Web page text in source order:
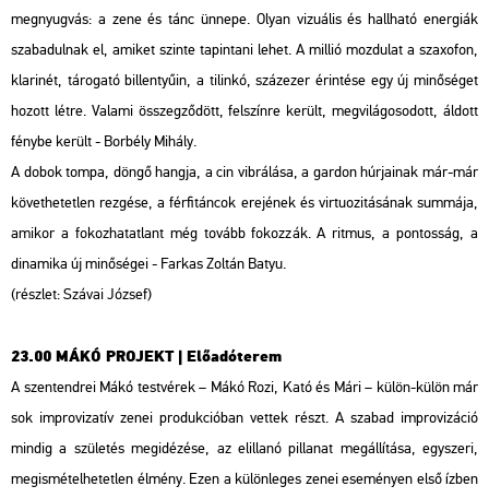
megnyugvás: a zene és tánc ünnepe. Olyan vizuális és hallható energiák
szabadulnak el, amiket szinte tapintani lehet. A millió mozdulat a szaxofon,
klarinét, tárogató billentyűin, a tilinkó, százezer érintése egy új minőséget
hozott létre. Valami összegződött, felszínre került, megvilágosodott, áldott
fénybe került - Borbély Mihály.
A dobok tompa, döngő hangja, a cin vibrálása, a gardon húrjainak már-már
követhetetlen rezgése, a férfitáncok erejének és virtuozitásának summája,
amikor a fokozhatatlant még tovább fokozzák. A ritmus, a pontosság, a
dinamika új minőségei - Farkas Zoltán Batyu.
(részlet: Szávai József)
23.00 MÁKÓ PROJEKT | Előadóterem
A szentendrei Mákó testvérek – Mákó Rozi, Kató és Mári – külön-külön már
sok improvizatív zenei produkcióban vettek részt. A szabad improvizáció
mindig a születés megidézése, az elillanó pillanat megállítása, egyszeri,
megismételhetetlen élmény. Ezen a különleges zenei eseményen első ízben